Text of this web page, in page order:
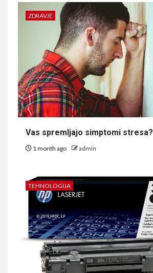
ZDRAVJE
Vas spremljajo simptomi stresa?
1 month ago admin
TEHNOLOGIJA